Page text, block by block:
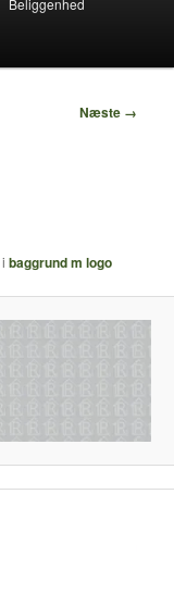
Beliggenhed
Næste →
ibaggrund m logo